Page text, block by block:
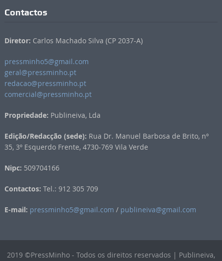
Contactos
Diretor: Carlos Machado Silva (CP 2037-A)
pressminho5@gmail.com
geral@pressminho.pt
redacao@pressminho.pt
comercial@pressminho.pt
Propriedade: Publineiva, Lda
Edição/Redacção (sede): Rua Dr. Manuel Barbosa de Brito, nº
35, 3º Esquerdo Frente, 4730-769 Vila Verde
Nipc: 509704166
Contactos: Tel.: 912 305 709
E-mail: pressminho5@gmail.com / publineiva@gmail.com
2019 ©PressMinho - Todos os direitos reservados | Publineiva,